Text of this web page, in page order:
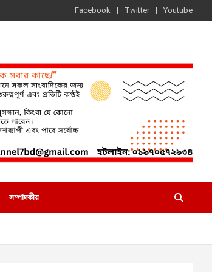
Facebook Twitter Youtube
সম্পাদকীয়